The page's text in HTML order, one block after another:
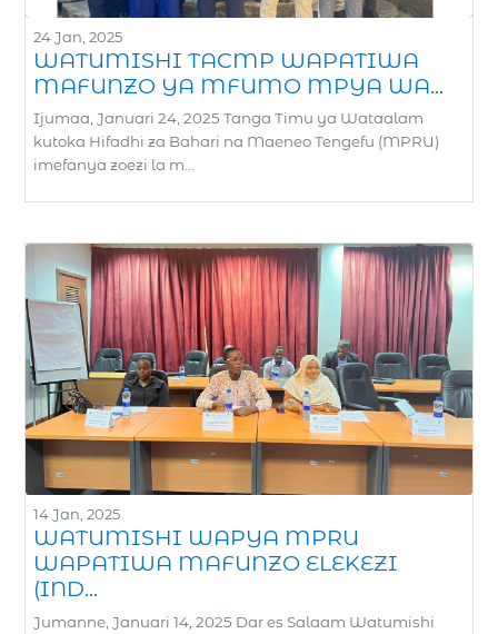
24 Jan, 2025
WATUMISHI TACMP WAPATIWA
MAFUNZO YA MFUMO MPYA WA...
Ijumaa, Januari 24, 2025 Tanga Timu ya Wataalam
kutoka Hifadhi za Bahari na Maeneo Tengefu (MPRU)
imefanya zoezi la m...
14 Jan, 2025
WATUMISHI WAPYA MPRU
WAPATIWA MAFUNZO ELEKEZI
(IND...
Jumanne, Januari 14, 2025 Dar es Salaam Watumishi